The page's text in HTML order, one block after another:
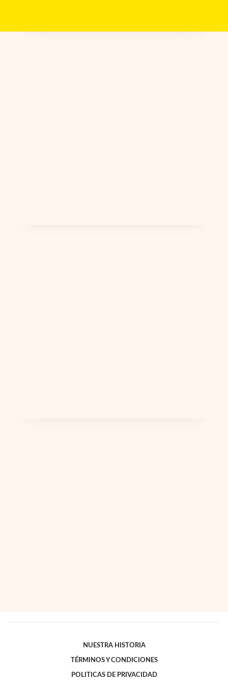
NUESTRA HISTORIA
TÉRMINOS Y CONDICIONES
POLITICAS DE PRIVACIDAD